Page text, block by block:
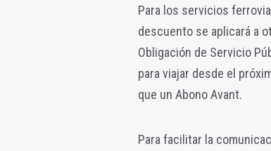
Para los servicios
descuento se aplicará a
Obligación de Servicio
para viajar desde el
que un Abono Avant.
Para facilitar la